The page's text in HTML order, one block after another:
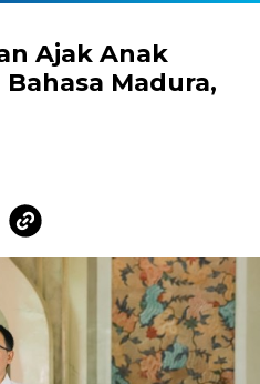
Ajak Anak
Madura,